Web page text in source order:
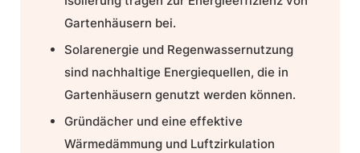
Gartenhäusern bei.
Solarenergie und Regenwassernutzung
sind nachhaltige Energiequellen, die in
Gartenhäusern genutzt werden können.
Gründächer und eine effektive
Wärmedämmung und Luftzirkulation